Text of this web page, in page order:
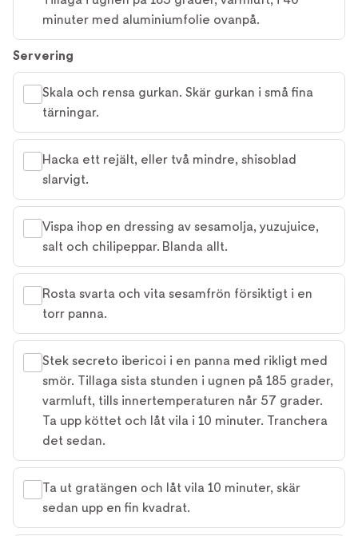
minuter med aluminiumfolie ovanpå.
Servering
Skala och rensa gurkan. Skär gurkan i små fina
tärningar.
Hacka ett rejält, eller två mindre, shisoblad
slarvigt.
Vispa ihop en dressing av sesamolja, yuzujuice,
salt och chilipeppar. Blanda allt.
Rosta svarta och vita sesamfrön försiktigt i en
torr panna.
Stek secreto ibericoi i en panna med rikligt med
smör. Tillaga sista stunden i ugnen på 185 grader,
varmluft, tills innertemperaturen når 57 grader.
Ta upp köttet och låt vila i 10 minuter. Tranchera
det sedan.
Ta ut gratängen och låt vila 10 minuter, skär
sedan upp en fin kvadrat.